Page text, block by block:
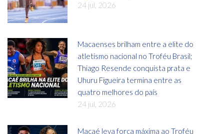
24 jul, 2026
Macaenses brilham entre a elite do
atletismo nacional no Troféu Brasil;
Thiago Resende conquista prata e
Uhuru Figueira termina entre as
quatro melhores do país
24 jul, 2026
Macaé leva força máxima ao Troféu